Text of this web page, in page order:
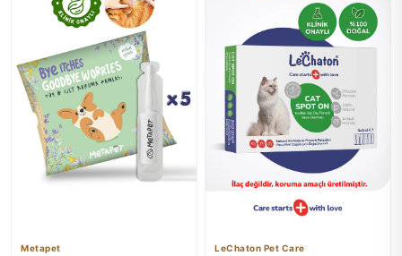
Metapet LeChaton Pet Care